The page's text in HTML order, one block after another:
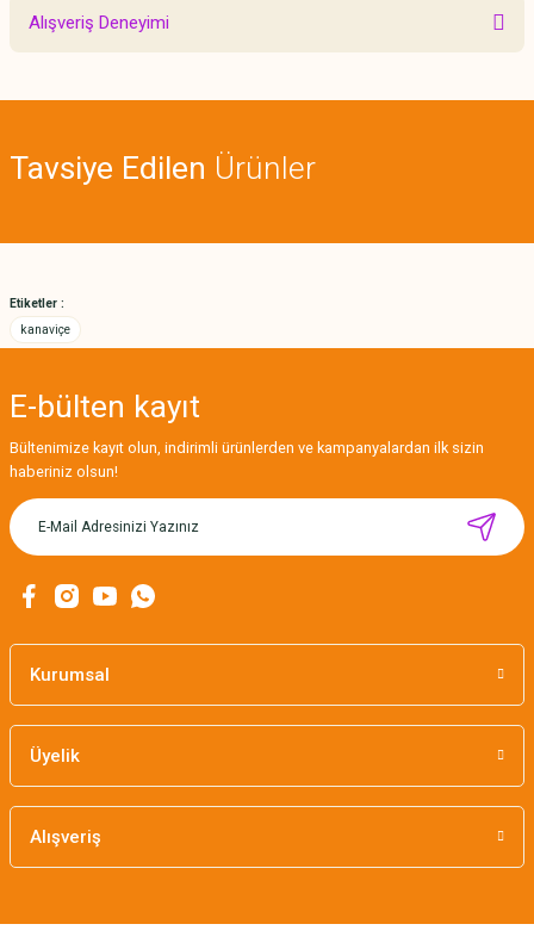
Bu ürünün fiyat bilgisi, resim, ürün açıklamalarında ve diğer konularda
yetersiz gördüğünüz noktaları öneri formunu kullanarak tarafımıza
Ürün açıklamasında eksik bilgiler bulunuyor.
Alışveriş Deneyimi
Tavsiye Edilen Ürünler
MIKNATISLI İĞNE TUTUCU-BAHAR
Etiketler :
kanaviçe
E-bülten kayıt
Bültenimize kayıt olun, indirimli ürünlerden ve kampanyalardan ilk sizin
haberiniz olsun!
Kurumsal
Üyelik
Alışveriş